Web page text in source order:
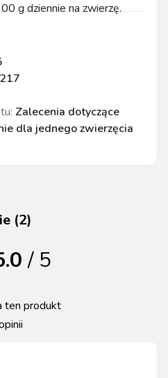
: Zalecenia dotyczące
dla jednego zwierzęcia
g dziennie na zwierzę.
(2)
/ 5
ten produkt